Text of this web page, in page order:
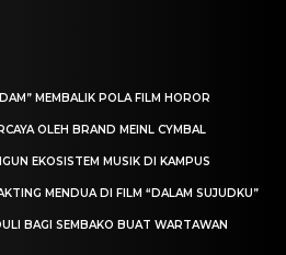
MEMBALIK POLA FILM HOROR
OLEH BRAND MEINL CYMBAL
EKOSISTEM MUSIK DI KAMPUS
MENDUA DI FILM “DALAM SUJUDKU”
BAGI SEMBAKO BUAT WARTAWAN